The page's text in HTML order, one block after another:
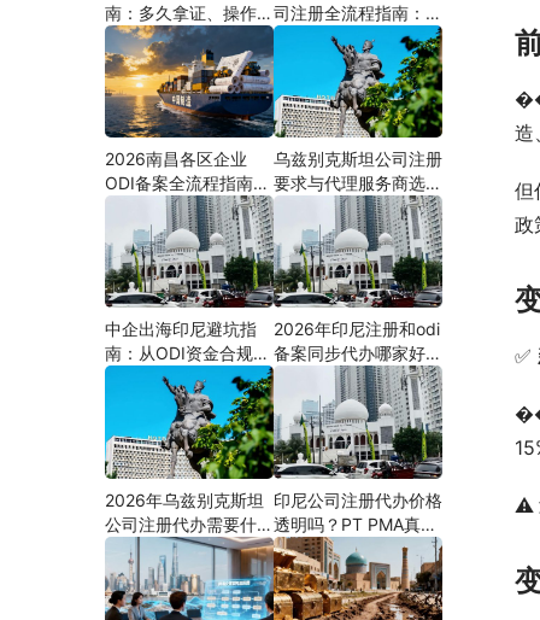
造
但
政
✅
⚠️
南：多久拿证、操作流
程与股东新规（附材料
清单及成功案例与正规
靠谱代办中介推荐）
司注册全流程指南：从
中国ODI备案到当地银
行开户（附材料清单及
成功案例与正规靠谱代
办中介推荐）
2026南昌各区企业
ODI备案全流程指南
（附材料清单及成功案
例与正规靠谱代办中介
推荐）
乌兹别克斯坦公司注册
要求与代理服务商选择
指南：本土实体和中乌
两地合规才是落地硬保
障｜安永国际跨境合规
圈
中企出海印尼避坑指
南：从ODI资金合规到
PMA公司设立，为什
么300+出海企业首选
安永国际跨境合规圈？
2026年印尼注册和odi
备案同步代办哪家好？
机构选择指南
2026年乌兹别克斯坦
公司注册代办需要什么
材料？最新清单、流程
与合规指南
印尼公司注册代办价格
透明吗？PT PMA真实
费用拆解与防坑指南